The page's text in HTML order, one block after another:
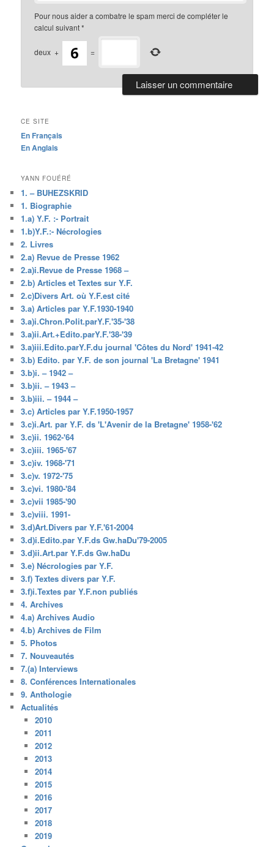
Pour nous aider a combatre le spam merci de compléter le
calcul suivant*
deux + =
CE SITE
En Français
En Anglais
YANN FOUÉRÉ
1. – BUHEZSKRID
1. Biographie
1.a) Y.F. :- Portrait
1.b)Y.F.:- Nécrologies
2. Livres
2.a) Revue de Presse 1962
2.a)i.Revue de Presse 1968 –
2.b) Articles et Textes sur Y.F.
2.c)Divers Art. où Y.F.est cité
3.a) Articles par Y.F.1930-1940
3.a)i.Chron.Polit.parY.F.'35-'38
3.a)ii.Art.+Edito.parY.F.'38-'39
3.a)iii.Edito.parY.F.du journal 'Côtes du Nord' 1941-42
3.b) Edito. par Y.F. de son journal 'La Bretagne' 1941
3.b)i. – 1942 –
3.b)ii. – 1943 –
3.b)iii. – 1944 –
3.c) Articles par Y.F.1950-1957
3.c)i.Art. par Y.F. ds 'L'Avenir de la Bretagne' 1958-'62
3.c)ii. 1962-'64
3.c)iii. 1965-'67
3.c)iv. 1968-'71
3.c)v. 1972-'75
3.c)vi. 1980-'84
3.c)vii 1985-'90
3.c)viii. 1991-
3.d)Art.Divers par Y.F.'61-2004
3.d)i.Edito.par Y.F.ds Gw.haDu'79-2005
3.d)ii.Art.par Y.F.ds Gw.haDu
3.e) Nécrologies par Y.F.
3.f) Textes divers par Y.F.
3.f)i.Textes par Y.F.non publiés
4. Archives
4.a) Archives Audio
4.b) Archives de Film
5. Photos
7. Nouveautés
7.(a) Interviews
8. Conférences Internationales
9. Anthologie
Actualités
2010
2011
2012
2013
2014
2015
2016
2017
2018
2019